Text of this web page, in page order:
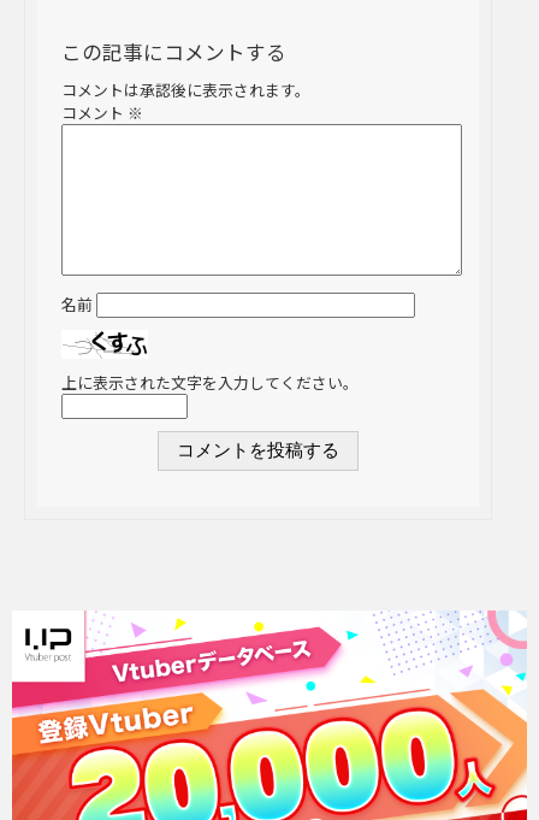
この記事にコメントする
コメントは承認後に表示されます。
コメント ※
名前
上に表示された文字を入力してください。